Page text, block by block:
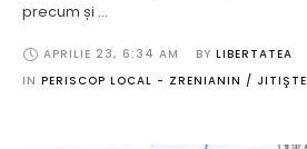
precum și …
APRILIE 23, 6:34 AM BY LIBERTATEA
IN PERISCOP LOCAL - ZRENIANIN / JITIŞTE